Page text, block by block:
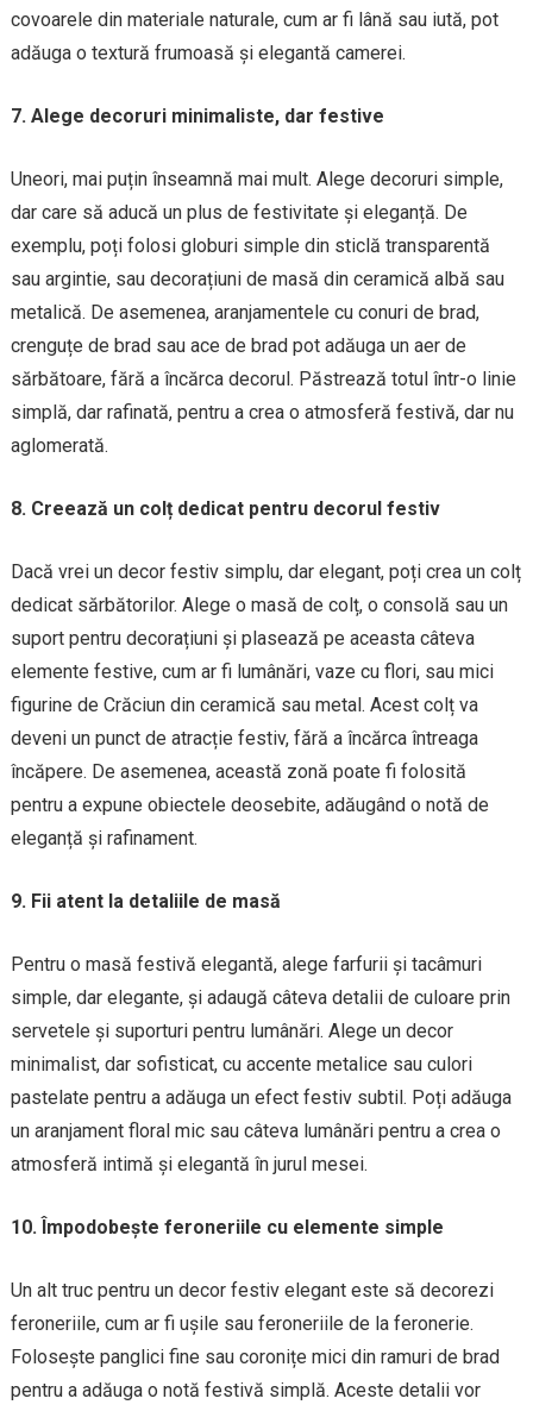
covoarele din materiale naturale, cum ar fi lână sau iută, pot
adăuga o textură frumoasă și elegantă camerei.
7. Alege decoruri minimaliste, dar festive
Uneori, mai puțin înseamnă mai mult. Alege decoruri simple,
dar care să aducă un plus de festivitate și eleganță. De
exemplu, poți folosi globuri simple din sticlă transparentă
sau argintie, sau decorațiuni de masă din ceramică albă sau
metalică. De asemenea, aranjamentele cu conuri de brad,
crenguțe de brad sau ace de brad pot adăuga un aer de
sărbătoare, fără a încărca decorul. Păstrează totul într-o linie
simplă, dar rafinată, pentru a crea o atmosferă festivă, dar nu
aglomerată.
8. Creează un colț dedicat pentru decorul festiv
Dacă vrei un decor festiv simplu, dar elegant, poți crea un colț
dedicat sărbătorilor. Alege o masă de colț, o consolă sau un
suport pentru decorațiuni și plasează pe aceasta câteva
elemente festive, cum ar fi lumânări, vaze cu flori, sau mici
figurine de Crăciun din ceramică sau metal. Acest colț va
deveni un punct de atracție festiv, fără a încărca întreaga
încăpere. De asemenea, această zonă poate fi folosită
pentru a expune obiectele deosebite, adăugând o notă de
eleganță și rafinament.
9. Fii atent la detaliile de masă
Pentru o masă festivă elegantă, alege farfurii și tacâmuri
simple, dar elegante, și adaugă câteva detalii de culoare prin
servetele și suporturi pentru lumânări. Alege un decor
minimalist, dar sofisticat, cu accente metalice sau culori
pastelate pentru a adăuga un efect festiv subtil. Poți adăuga
un aranjament floral mic sau câteva lumânări pentru a crea o
atmosferă intimă și elegantă în jurul mesei.
10. Împodobește feroneriile cu elemente simple
Un alt truc pentru un decor festiv elegant este să decorezi
feroneriile, cum ar fi ușile sau feroneriile de la feronerie.
Folosește panglici fine sau coronițe mici din ramuri de brad
pentru a adăuga o notă festivă simplă. Aceste detalii vor